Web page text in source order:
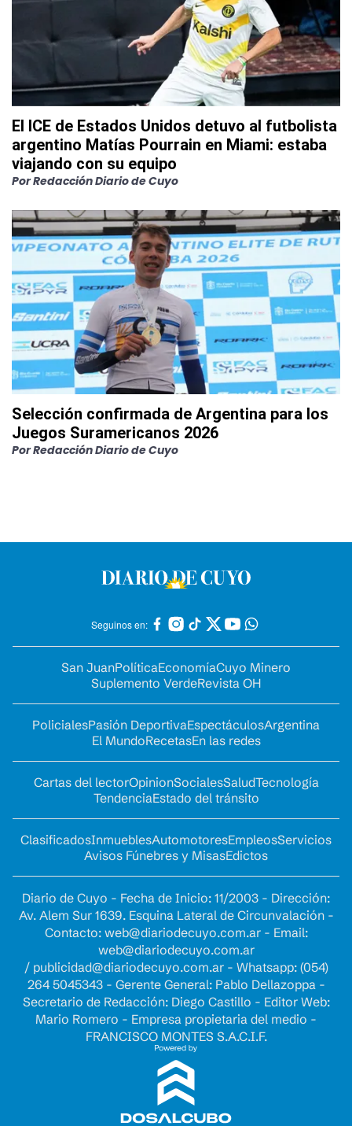
El ICE de Estados Unidos detuvo al futbolista
argentino Matías Pourrain en Miami: estaba
viajando con su equipo
PorRedacción Diario de Cuyo
Selección confirmada de Argentina para los
Juegos Suramericanos 2026
PorRedacción Diario de Cuyo
Seguinos en:
San JuanPolíticaEconomíaCuyo Minero
Suplemento VerdeRevista OH
PolicialesPasión DeportivaEspectáculosArgentina
El MundoRecetasEn las redes
Cartas del lectorOpinionSocialesSaludTecnología
TendenciaEstado del tránsito
ClasificadosInmueblesAutomotoresEmpleosServicios
Avisos Fúnebres y MisasEdictos
Diario de Cuyo - Fecha de Inicio: 11/2003 - Dirección:
Av. Alem Sur 1639. Esquina Lateral de Circunvalación -
Contacto: web@diariodecuyo.com.ar- Email:
web@diariodecuyo.com.ar
/ publicidad@diariodecuyo.com.ar- Whatsapp: (054)
264 5045343 - Gerente General: Pablo Dellazoppa -
Secretario de Redacción: Diego Castillo - Editor Web:
Mario Romero - Empresa propietaria del medio -
FRANCISCO MONTES S.A.C.I.F.